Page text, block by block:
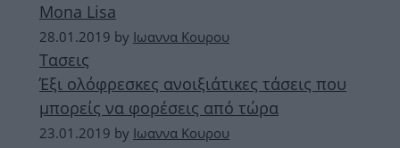
Mona Lisa
28.01.2019 by Ιωαννα Κουρου
Τασεις
Έξι ολόφρεσκες ανοιξιάτικες τάσεις που
μπορείς να φορέσεις από τώρα
23.01.2019 by Ιωαννα Κουρου